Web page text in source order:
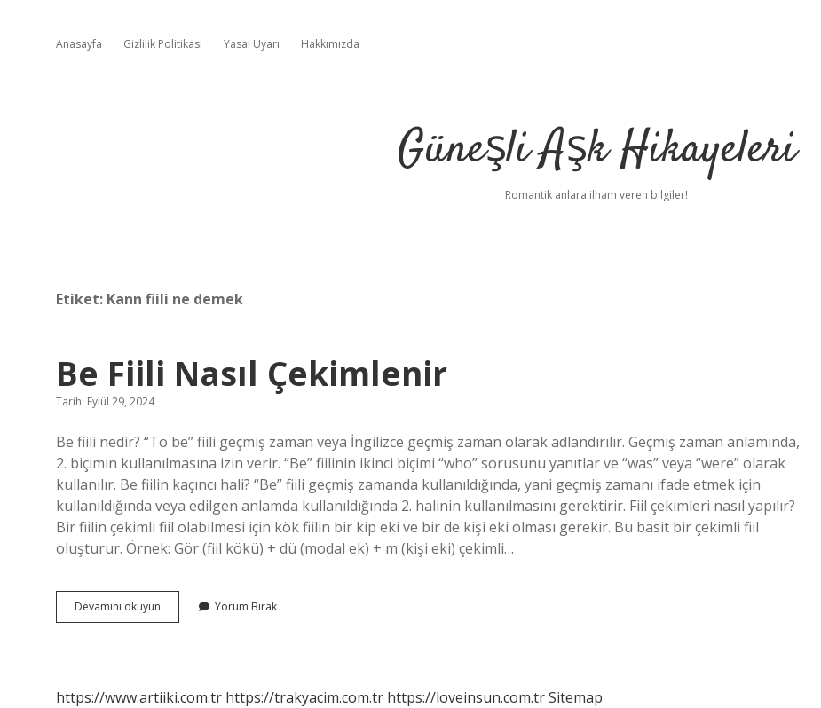
Anasayfa Gizlilik Politikası Yasal Uyarı Hakkımızda
Güneşli Aşk Hikayeleri
Romantik anlara ilham veren bilgiler!
Etiket: Kann fiili ne demek
Be Fiili Nasıl Çekimlenir
Tarih: Eylül 29, 2024
Be fiili nedir? “To be” fiili geçmiş zaman veya İngilizce geçmiş zaman olarak adlandırılır. Geçmiş zaman anlamında,
2. biçimin kullanılmasına izin verir. “Be” fiilinin ikinci biçimi “who” sorusunu yanıtlar ve “was” veya “were” olarak
kullanılır. Be fiilin kaçıncı hali? “Be” fiili geçmiş zamanda kullanıldığında, yani geçmiş zamanı ifade etmek için
kullanıldığında veya edilgen anlamda kullanıldığında 2. halinin kullanılmasını gerektirir. Fiil çekimleri nasıl yapılır?
Bir fiilin çekimli fiil olabilmesi için kök fiilin bir kip eki ve bir de kişi eki olması gerekir. Bu basit bir çekimli fiil
oluşturur. Örnek: Gör (fiil kökü) + dü (modal ek) + m (kişi eki) çekimli…
Devamını okuyun
Fiili
Yorum Bırak
https://www.artiiki.com.tr https://trakyacim.com.tr https://loveinsun.com.trSitemap